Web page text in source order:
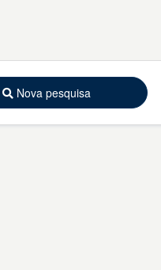
Nova pesquisa